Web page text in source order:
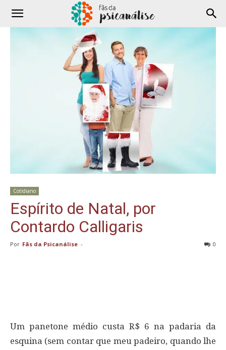
Cotidiano
Espírito de Natal, por
Contardo Calligaris
Por Fãs da Psicanálise - 0
Um panetone médio custa R$ 6 na padaria da
esquina (sem contar que meu padeiro, quando lhe